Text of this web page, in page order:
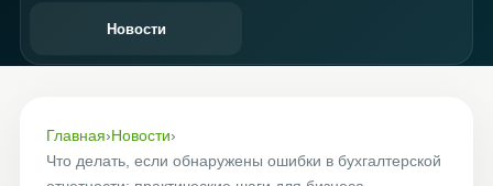
Новости
Главная›Новости›
Что делать, если обнаружены ошибки в бухгалтерской